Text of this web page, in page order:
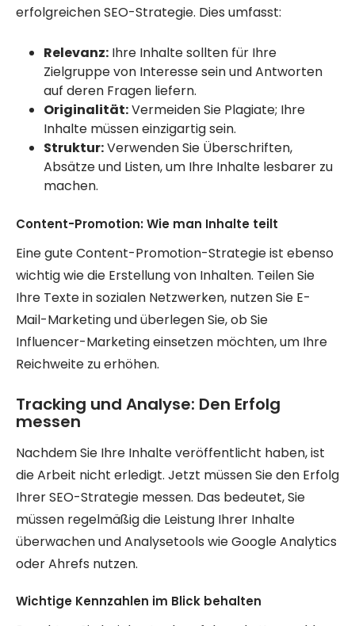
erfolgreichen SEO-Strategie. Dies umfasst:
Relevanz: Ihre Inhalte sollten für Ihre
Zielgruppe von Interesse sein und Antworten
auf deren Fragen liefern.
Originalität:Vermeiden Sie Plagiate; Ihre
Inhalte müssen einzigartig sein.
Struktur:Verwenden Sie Überschriften,
Absätze und Listen, um Ihre Inhalte lesbarer zu
machen.
Content-Promotion: Wie man Inhalte teilt
Eine gute Content-Promotion-Strategie ist ebenso
wichtig wie die Erstellung von Inhalten. Teilen Sie
Ihre Texte in sozialen Netzwerken, nutzen Sie E-
Mail-Marketing und überlegen Sie, ob Sie
Influencer-Marketing einsetzen möchten, um Ihre
Reichweite zu erhöhen.
Tracking und Analyse: Den Erfolg
messen
Nachdem Sie Ihre Inhalte veröffentlicht haben, ist
die Arbeit nicht erledigt. Jetzt müssen Sie den Erfolg
Ihrer SEO-Strategie messen. Das bedeutet, Sie
müssen regelmäßig die Leistung Ihrer Inhalte
überwachen und Analysetools wie Google Analytics
oder Ahrefs nutzen.
Wichtige Kennzahlen im Blick behalten